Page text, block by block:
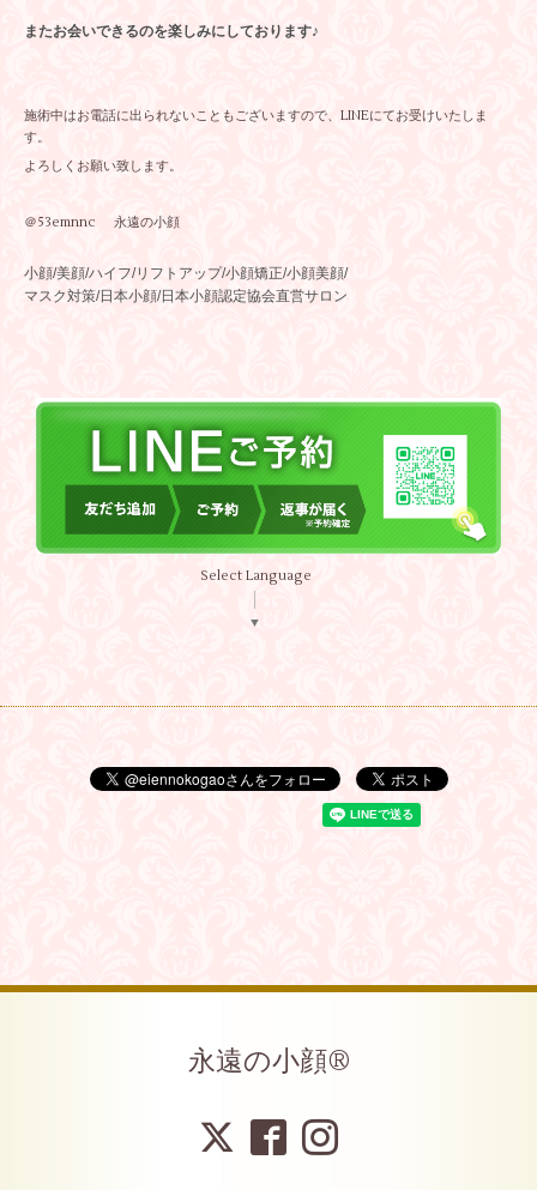
またお会いできるのを楽しみにしております♪
施術中はお電話に出られないこともございますので、LINEにてお受けいたしま
す。
よろしくお願い致します。
＠53emnnc 永遠の小顔
小顔/美顔/ハイフ/リフトアップ/小顔矯正/小顔美顔/
マスク対策/日本小顔/日本小顔認定協会直営サロン
Select Language
▼
永遠の小顔®︎